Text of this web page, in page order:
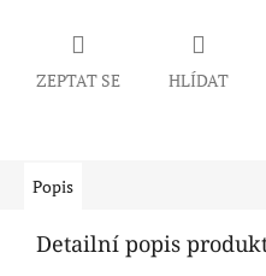
ZEPTAT SE HLÍDAT
Popis
Detailní popis